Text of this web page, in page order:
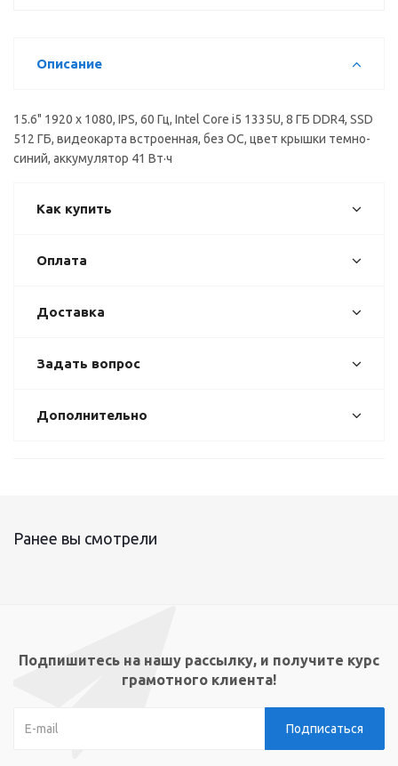
Описание
15.6" 1920 x 1080, IPS, 60 Гц, Intel Core i5 1335U, 8 ГБ DDR4, SSD
512 ГБ, видеокарта встроенная, без ОС, цвет крышки темно-
синий, аккумулятор 41 Вт·ч
Как купить
Оплата
Доставка
Задать вопрос
Дополнительно
Ранее вы смотрели
Подпишитесь на нашу рассылку, и получите курс
грамотного клиента!